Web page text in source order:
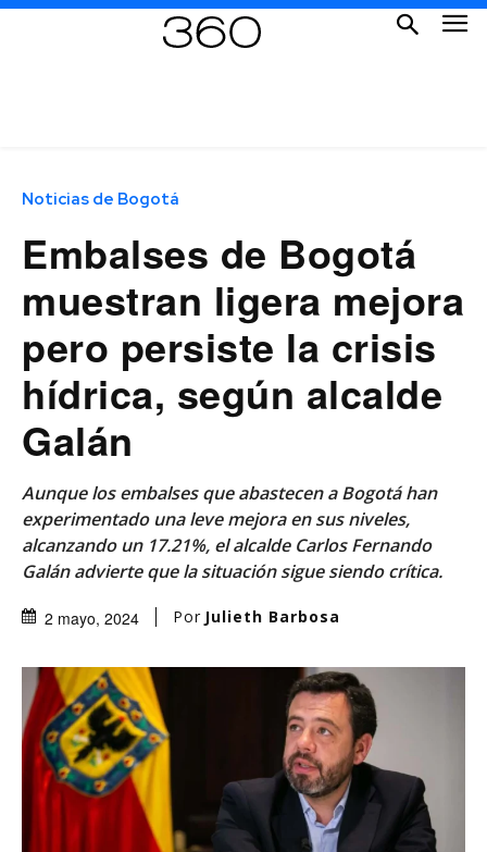
Noticias de Bogotá
Embalses de Bogotá
muestran ligera mejora
pero persiste la crisis
hídrica, según alcalde
Galán
Aunque los embalses que abastecen a Bogotá han
experimentado una leve mejora en sus niveles,
alcanzando un 17.21%, el alcalde Carlos Fernando
Galán advierte que la situación sigue siendo crítica.
2 mayo, 2024 Por Julieth Barbosa